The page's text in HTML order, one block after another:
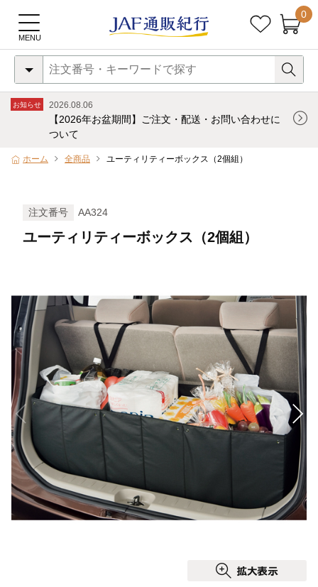
0
お知らせ 2026.08.06
【2026年お盆期間】ご注文・配送・お問い合わせに
ついて
ホーム 全商品 ユーティリティーボックス（2個組）
注文番号 AA324
ユーティリティーボックス（2個組）